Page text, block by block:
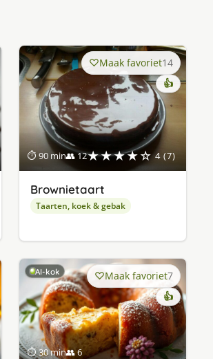
⏱ 90 min👥 12★★★★☆ 4 (7)
Maak favoriet14
👍
Brownietaart
Taarten, koek & gebak
AI-kok
⏱ 30 min👥 6
Maak favoriet7
👍